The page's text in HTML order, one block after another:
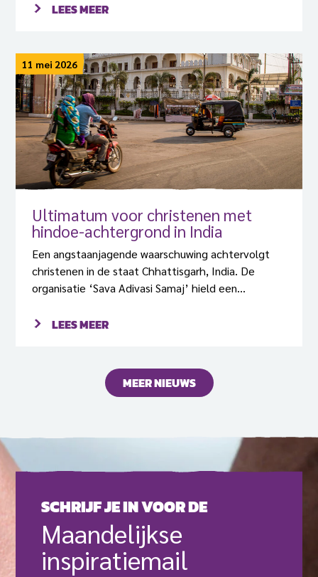
LEES MEER
11 mei 2026
Ultimatum voor christenen met
hindoe-achtergrond in India
Een angstaanjagende waarschuwing achtervolgt
christenen in de staat Chhattisgarh, India. De
organisatie ‘Sava Adivasi Samaj’ hield een
800 dorpelingen, waarin een ultimatum werd
een ceremonie om te vieren dat iemand terugkeert
naar het oude geloof. Iedereen die dit niet doet
LEES MEER
MEER NIEUWS
SCHRIJF JE IN VOOR DE
Maande­lijkse
inspiratie­mail